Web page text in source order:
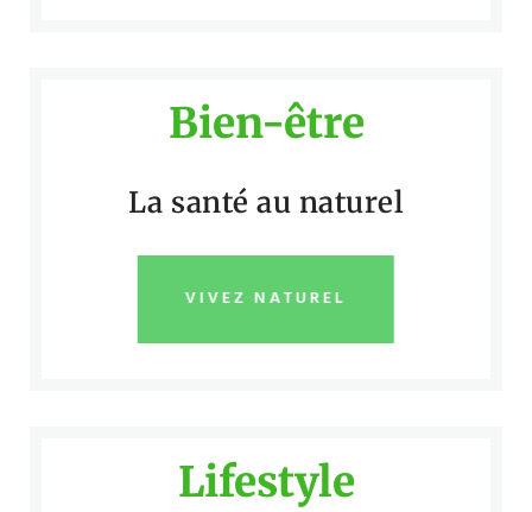
Bien-être
La santé au naturel
VIVEZ NATUREL
Lifestyle